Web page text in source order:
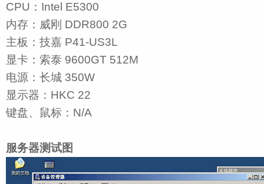
CPU：Intel E5300
内存：威刚 DDR800 2G
主板：技嘉 P41-US3L
显卡：索泰 9600GT 512M
电源：长城 350W
显示器：HKC 22
键盘、鼠标：N/A
服务器测试图